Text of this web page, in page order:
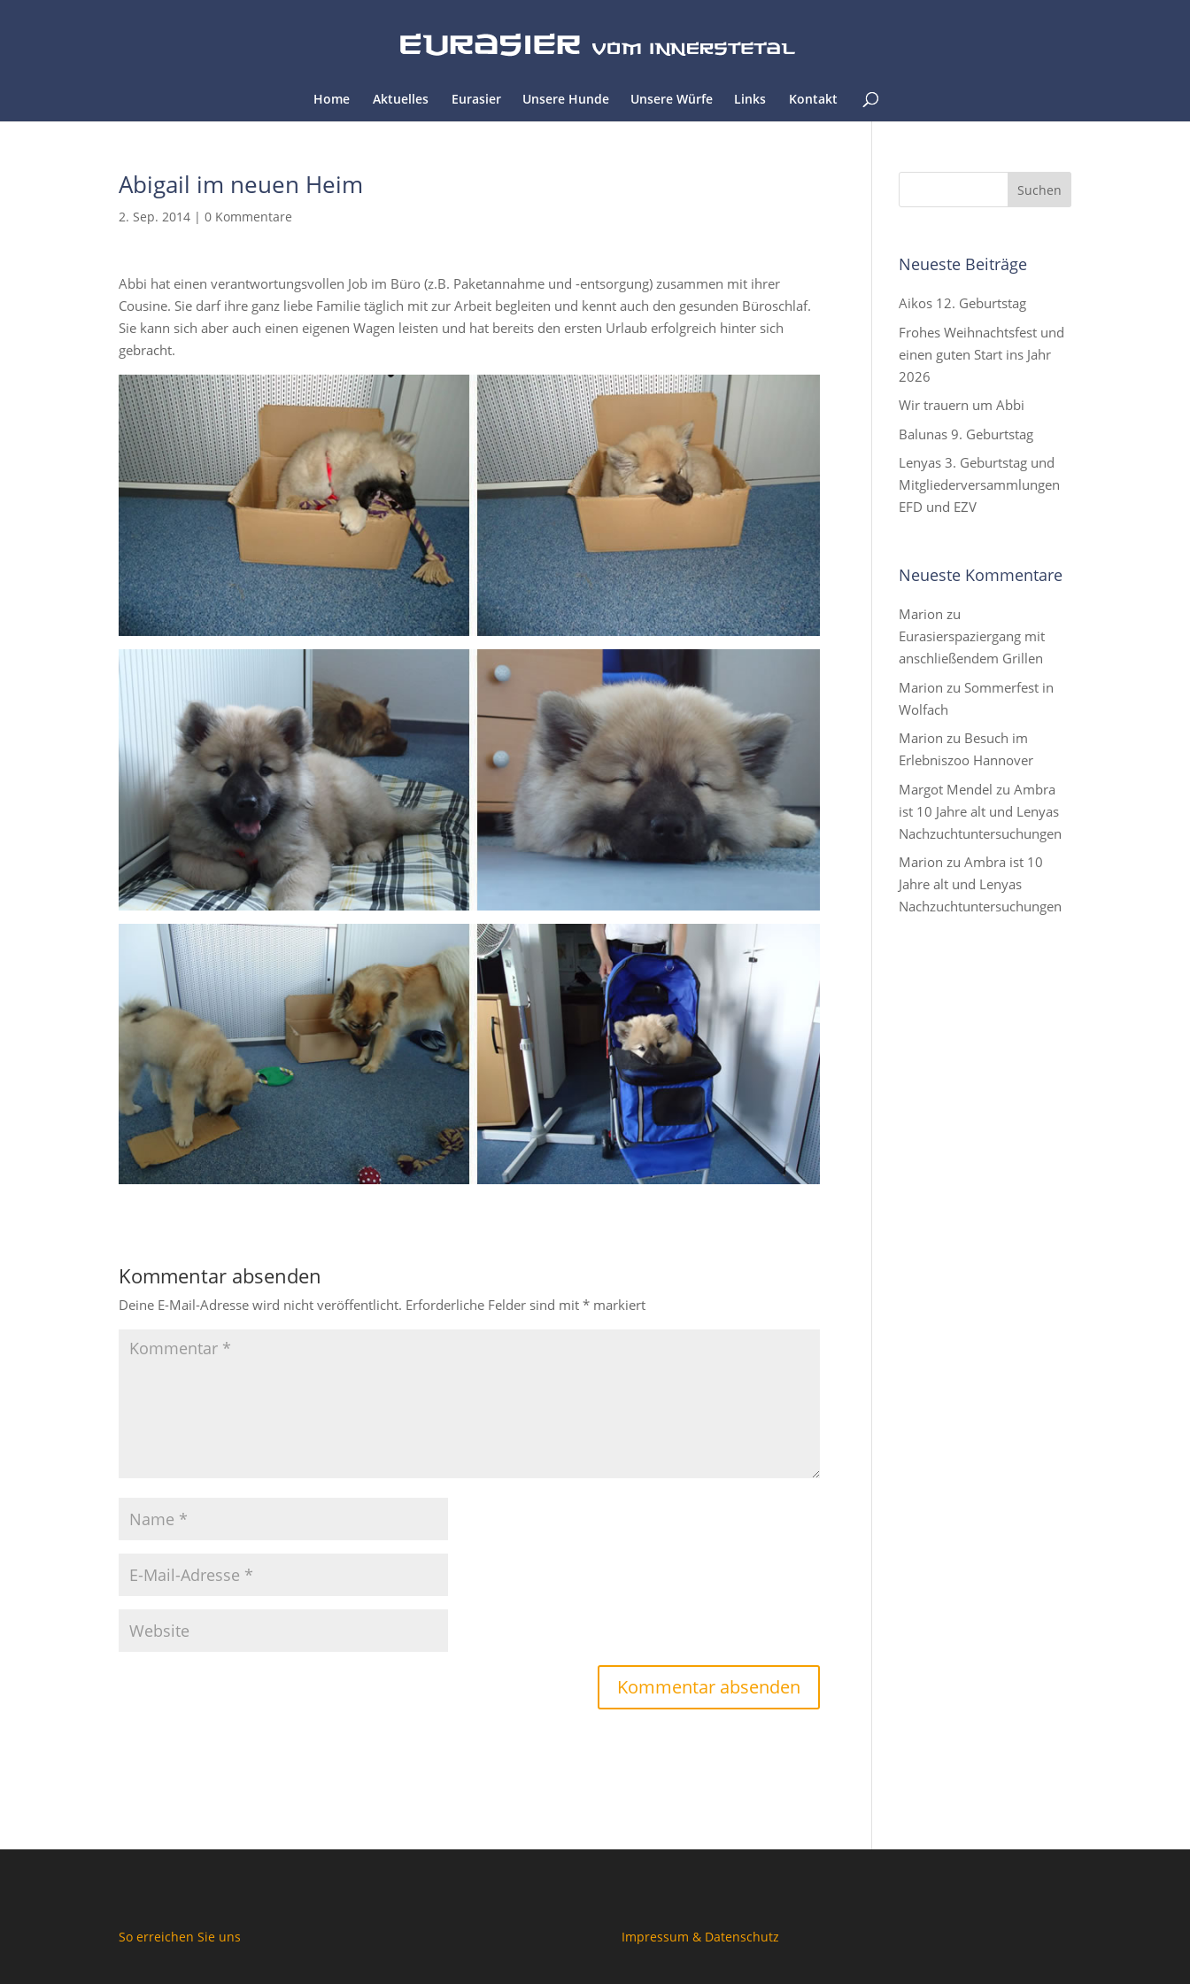
Home Aktuelles Eurasier Unsere Hunde Unsere Würfe Links Kontakt
Abigail im neuen Heim
2. Sep. 2014 |0 Kommentare
Abbi hat einen verantwortungsvollen Job im Büro (z.B. Paketannahme und -entsorgung) zusammen mit ihrer
Cousine. Sie darf ihre ganz liebe Familie täglich mit zur Arbeit begleiten und kennt auch den gesunden Büroschlaf.
Sie kann sich aber auch einen eigenen Wagen leisten und hat bereits den ersten Urlaub erfolgreich hinter sich
gebracht.
Kommentar absenden
Deine E-Mail-Adresse wird nicht veröffentlicht. Erforderliche Felder sind mit* markiert
Neueste Beiträge
Aikos 12. Geburtstag
Frohes Weihnachtsfest und
einen guten Start ins Jahr
2026
Wir trauern um Abbi
Balunas 9. Geburtstag
Lenyas 3. Geburtstag und
Mitgliederversammlungen
EFD und EZV
Neueste Kommentare
Marion zu
Eurasierspaziergang mit
anschließendem Grillen
Marion zu Sommerfest in
Wolfach
Marion zu Besuch im
Erlebniszoo Hannover
Margot Mendel zuAmbra
ist 10 Jahre alt und Lenyas
Nachzuchtuntersuchungen
Marion zuAmbra ist 10
Jahre alt und Lenyas
Nachzuchtuntersuchungen
So erreichen Sie uns Impressum & Datenschutz